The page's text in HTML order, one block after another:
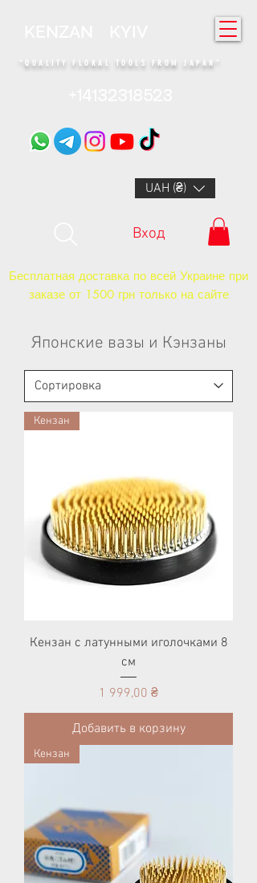
"QUALITY FLORAL TOOLS FROM JAPAN"​
UAH (₴)
Вход
Бесплатная доставка по всей Украине при
заказе от 1500 грн только на сайте
Японские вазы и Кэнзаны
Кензан
Кензан с латунными иголочками 8
см
Цена
1 999,00 ₴
Добавить в корзину
Кензан